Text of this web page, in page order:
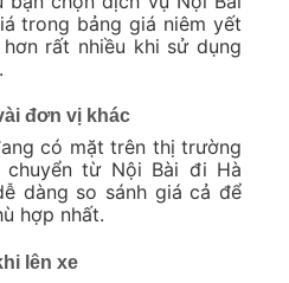
trong bảng giá niêm yết
rất nhiều khi sử dụng
đơn vị khác
có mặt trên thị trường
từ Nội Bài đi Hà
dàng so sánh giá cả để
hợp nhất.
lên xe